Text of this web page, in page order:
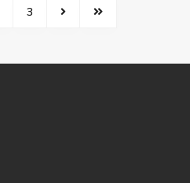
3